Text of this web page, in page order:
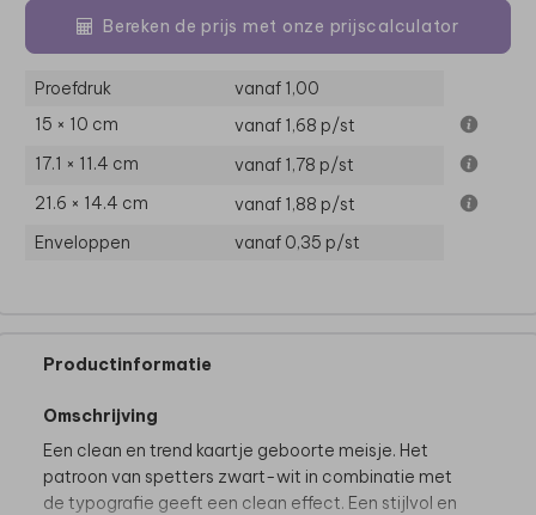
Bereken de prijs met onze prijscalculator
Proefdruk
vanaf 1,00
15 × 10 cm
vanaf 1,68 p/st
17.1 × 11.4 cm
vanaf 1,78 p/st
21.6 × 14.4 cm
vanaf 1,88 p/st
Enveloppen
vanaf 0,35 p/st
Productinformatie
Omschrijving
Een clean en trend kaartje geboorte meisje. Het
patroon van spetters zwart-wit in combinatie met
de typografie geeft een clean effect. Een stijlvol en